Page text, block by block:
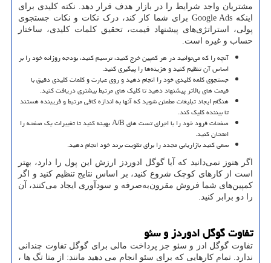
مشتریان واجد شرایط را در بازار هدف قرار دهد. نکته کلیدی برای
اینکه Google Ads برای شما کار کند، درک نکات و نکات جستجوی
پولی، استراتژی‌های پیشنهاد قیمت، تحقیق کلمات کلیدی، ساختار
حساب و غیره است.
آنچه را که می‌توانید در هر کمپین خرج کنید، ترسیم کنید، بودجه روزانه خود را بر
اساس آن تنظیم کنید و هزینه‌ها را پیگیری کنید.
جستجوی کلمه کلیدی خود را انجام دهید و روی عبارت و کلمات کلیدی دقیق با
قیمت های بالاتر پیشنهاد دهید تا کلیک های مرتبط بیشتری دریافت کنید.
هنگام ایجاد تبلیغات مطمئن شوید که آنها به اندازه کافی مرتبط و فریبنده هستند
تا بیننده کلیک کند.
صفحات فرود خود را با اجرای تست هایA/Bبهینه کنید تا تغییرات یک صفحه را
امتحان کنید.
سعی کنید بازاریابی مجدد را برای تقویت برند خود انجام دهید.
اگر هنوز نمی‌دانید که آیا گوگل ادوردز ارزش این پول را دارد، بهتر
است از کارهای کوچک شروع کنید، بر اساس نتایج تنظیم کنید و اگر
کمپین‌های شما فروش مقرون‌به‌صرفه و سودآوری ایجاد می‌کنند، آن
را دو برابر کنید.
تفاوت گوگل ادوردز و سئو
تفاوت گوگل ادز و سئو جز پرداخت مالی برای گوگل تفاوت چندانی
ندارد. تمام کارهایی که برای سئو انجام می دهید مانند: از متا تگ ها ،